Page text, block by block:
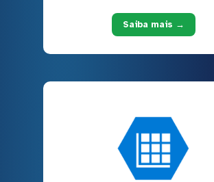
Saiba mais →